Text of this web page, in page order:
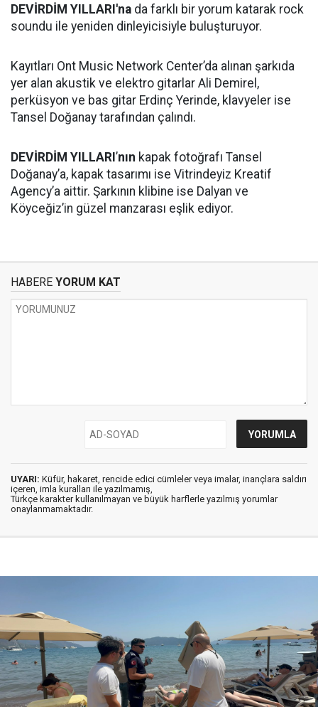
DEVİRDİM YILLARI'na da farklı bir yorum katarak rock
soundu ile yeniden dinleyicisiyle buluşturuyor.
Kayıtları Ont Music Network Center’da alınan şarkıda
yer alan akustik ve elektro gitarlar Ali Demirel,
perküsyon ve bas gitar Erdinç Yerinde, klavyeler ise
Tansel Doğanay tarafından çalındı.
DEVİRDİM YILLARI ’nın kapak fotoğrafı Tansel
Doğanay’a, kapak tasarımı ise Vitrindeyiz Kreatif
Agency’a aittir. Şarkının klibine ise Dalyan ve
Köyceğiz’in güzel manzarası eşlik ediyor.
HABERE YORUM KAT
UYARI: Küfür, hakaret, rencide edici cümleler veya imalar, inançlara saldırı
içeren, imla kuralları ile yazılmamış,
Türkçe karakter kullanılmayan ve büyük harflerle yazılmış yorumlar
onaylanmamaktadır.